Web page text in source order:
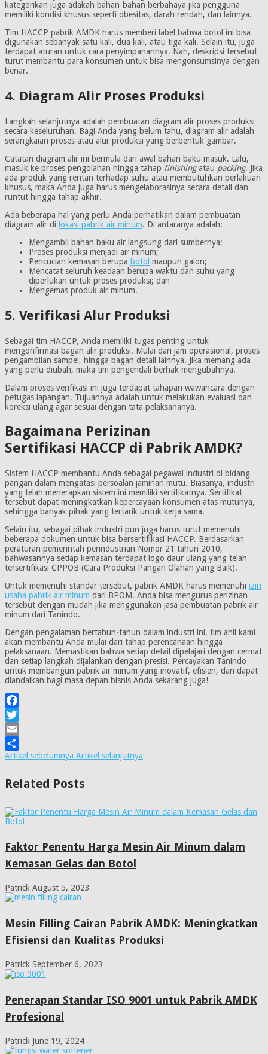
kategorikan juga adakah bahan-bahan berbahaya jika pengguna
memiliki kondisi khusus seperti obesitas, darah rendah, dan lainnya.
Tim HACCP pabrik AMDK harus memberi label bahwa botol ini bisa
digunakan sebanyak satu kali, dua kali, atau tiga kali. Selain itu, juga
terdapat aturan untuk cara penyimpanannya. Nah, deskripsi tersebut
turut membantu para konsumen untuk bisa mengonsumsinya dengan
benar.
4. Diagram Alir Proses Produksi
Langkah selanjutnya adalah pembuatan diagram alir proses produksi
secara keseluruhan. Bagi Anda yang belum tahu, diagram alir adalah
serangkaian proses atau alur produksi yang berbentuk gambar.
Catatan diagram alir ini bermula dari awal bahan baku masuk. Lalu,
masuk ke proses pengolahan hingga tahap finishingatau packing. Jika
ada produk yang rentan terhadap suhu atau membutuhkan perlakuan
khusus, maka Anda juga harus mengelaborasinya secara detail dan
runtut hingga tahap akhir.
Ada beberapa hal yang perlu Anda perhatikan dalam pembuatan
diagram alir di lokasi pabrik air minum. Di antaranya adalah:
Mengambil bahan baku air langsung dari sumbernya;
Proses produksi menjadi air minum;
Pencucian kemasan berupa botol maupun galon;
Mencatat seluruh keadaan berupa waktu dan suhu yang
diperlukan untuk proses produksi; dan
Mengemas produk air minum.
5. Verifikasi Alur Produksi
Sebagai tim HACCP, Anda memiliki tugas penting untuk
mengonfirmasi bagan alir produksi. Mulai dari jam operasional, proses
pengambilan sampel, hingga bagan detail lainnya. Jika memang ada
yang perlu diubah, maka tim pengendali berhak mengubahnya.
Dalam proses verifikasi ini juga terdapat tahapan wawancara dengan
petugas lapangan. Tujuannya adalah untuk melakukan evaluasi dan
koreksi ulang agar sesuai dengan tata pelaksananya.
Bagaimana Perizinan
Sertifikasi HACCP di Pabrik AMDK?
Sistem HACCP membantu Anda sebagai pegawai industri di bidang
pangan dalam mengatasi persoalan jaminan mutu. Biasanya, industri
yang telah menerapkan sistem ini memiliki sertifikatnya. Sertifikat
tersebut dapat meningkatkan kepercayaan konsumen atas mutunya,
sehingga banyak pihak yang tertarik untuk kerja sama.
Selain itu, sebagai pihak industri pun juga harus turut memenuhi
beberapa dokumen untuk bisa bersertifikasi HACCP. Berdasarkan
peraturan pemerintah perindustrian Nomor 21 tahun 2010,
bahwasannya setiap kemasan terdapat logo daur ulang yang telah
tersertifikasi CPPOB (Cara Produksi Pangan Olahan yang Baik).
Untuk memenuhi standar tersebut, pabrik AMDK harus memenuhi izin
usaha pabrik air minum dari BPOM. Anda bisa mengurus perizinan
tersebut dengan mudah jika menggunakan jasa pembuatan pabrik air
minum dari Tanindo.
Dengan pengalaman bertahun-tahun dalam industri ini, tim ahli kami
akan membantu Anda mulai dari tahap perencanaan hingga
pelaksanaan. Memastikan bahwa setiap detail dipelajari dengan cermat
dan setiap langkah dijalankan dengan presisi. Percayakan Tanindo
untuk membangun pabrik air minum yang inovatif, efisien, dan dapat
diandalkan bagi masa depan bisnis Anda sekarang juga!
Facebook
Twitter
Email
Share
Artikel sebelumnya Artikel selanjutnya
Related Posts
Faktor Penentu Harga Mesin Air Minum dalam
Kemasan Gelas dan Botol
Patrick August 5, 2023
Mesin Filling Cairan Pabrik AMDK: Meningkatkan
Efisiensi dan Kualitas Produksi
Patrick September 6, 2023
Penerapan Standar ISO 9001 untuk Pabrik AMDK
Profesional
Patrick June 19, 2024